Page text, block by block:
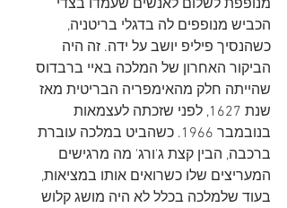
מנופפת לשלום לאנשים שעמדו בצדי
הכביש מנופפים לה בדגלי בריטניה,
כשהנסיך פיליפ יושב על ידה. זה היה
הביקור האחרון של המלכה באיי ברבדוס
שהייתה חלק מהאימפריה הבריטית מאז
שנת 1627, לפני שזכתה לעצמאות
בנובמבר 1966. כשהביט במלכה עוברת
ברכבה, הבין קצת ג'ורג' מה מרגישים
המעריצים שלו כשרואים אותו במציאות,
בעוד שלמלכה בכלל לא היה מושג קלוש